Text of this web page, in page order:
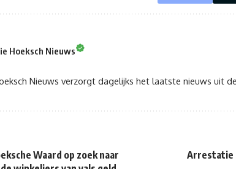
Hoeksch Nieuws
Nieuws verzorgt dagelijks het laatste nieuws uit
Waard op zoek naar
Arrestatie